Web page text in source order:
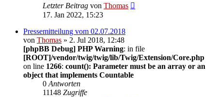
Letzter Beitrag von Thomas
17. Jan 2022, 15:23
Pressemitteilung vom 02.07.2018
von Thomas » 2. Jul 2018, 12:48
[phpBB Debug] PHP Warning: in file
[ROOT]/vendor/twig/twig/lib/Twig/Extension/Core.php
on line 1266: count(): Parameter must be an array or an
object that implements Countable
0 Antworten
11148 Zugriffe